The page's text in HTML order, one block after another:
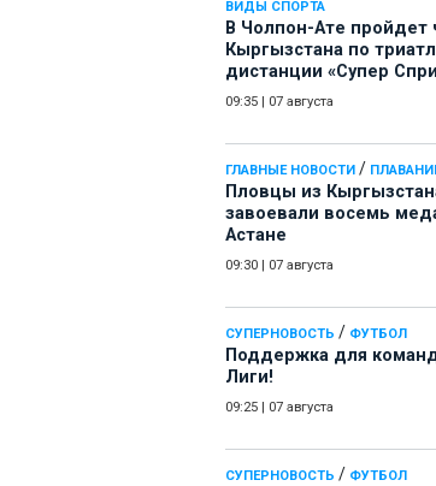
ВИДЫ СПОРТА
В Чолпон-Ате пройдет
Кыргызстана по
дистанции «Супер
09:35 07 августа
ГЛАВНЫЕ НОВОСТИ /
Пловцы из
завоевали восемь
Астане
09:30 07 августа
СУПЕРНОВОСТЬ / ФУТБОЛ
Поддержка для
Лиги!
09:25 07 августа
СУПЕРНОВОСТЬ / ФУТБОЛ